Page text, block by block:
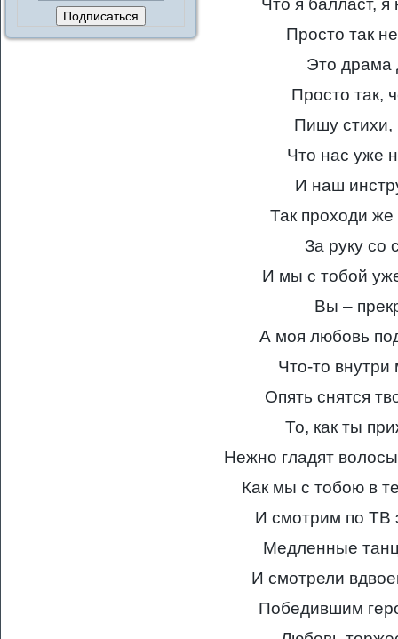
Что я балласт, я
Просто так
Это драма
Просто так,
Пишу стихи,
Что нас уже
И наш
Так проходи
За руку
И мы с тобой
Вы –
А моя любовь
Что-то внутри
Опять снятся
То, как ты
Нежно гладят
Как мы с тобою в
И смотрим по ТВ
Медленные
И смотрели
Победившим